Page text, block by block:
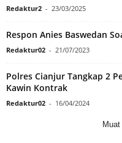
Redaktur2 - 23/03/2025
Respon Anies Baswedan
Redaktur02 - 21/07/2023
Polres Cianjur Tangkap 2
Kawin Kontrak
Redaktur02 - 16/04/2024